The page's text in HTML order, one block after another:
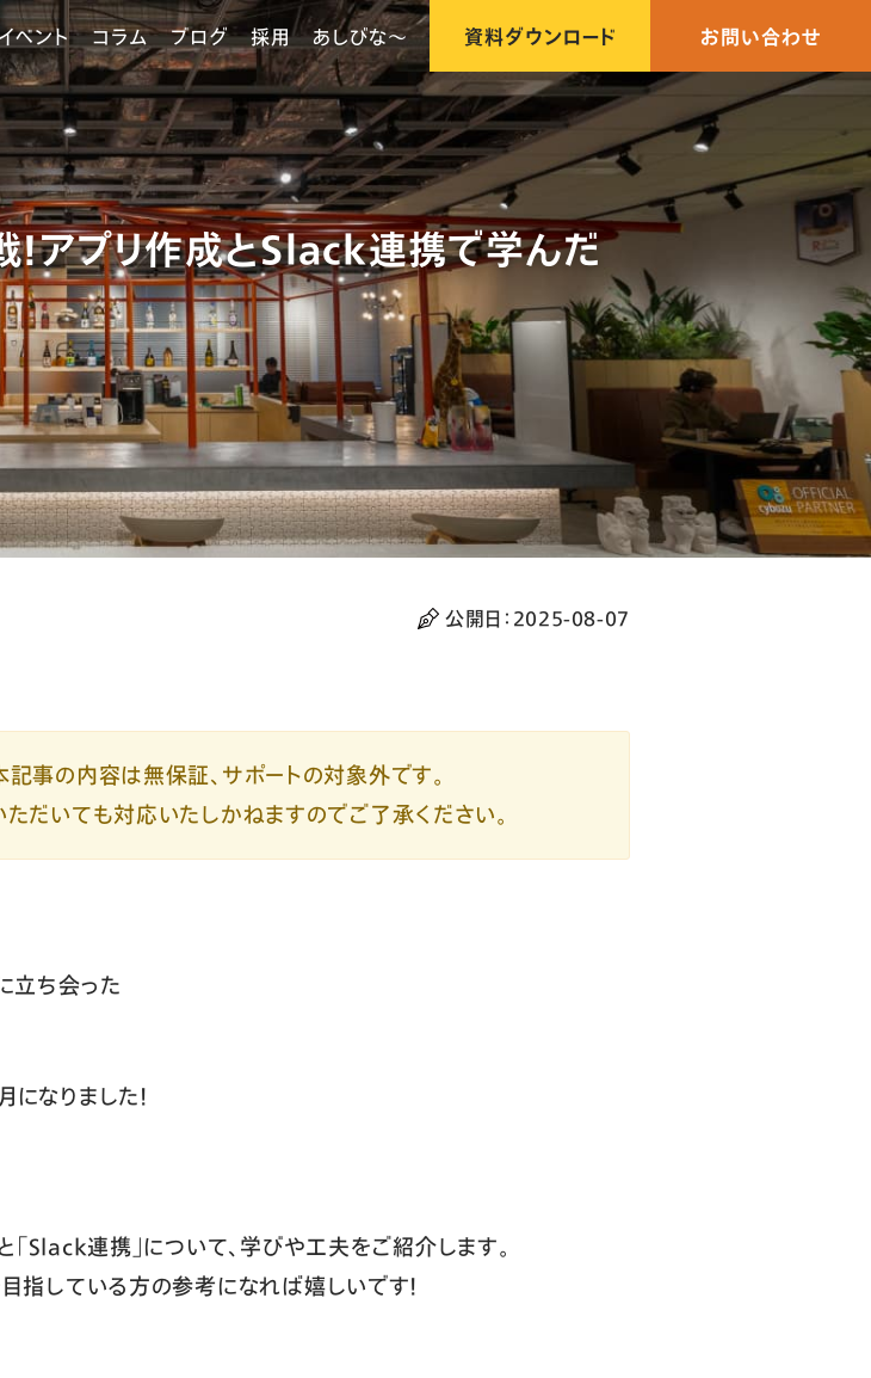
ベント コラム ブログ 採用 あしびな〜 資料ダウンロード お問い合わせ
アプリ作成とSlack連携で学んだ
公開日： 2025-08-07
事の内容は無保証、サポートの対象外です。
だいても対応いたしかねますのでご了承ください。
立ち会った
なりました！
Slack連携」について、学びや工夫をご紹介します。
している方の参考になれば嬉しいです！